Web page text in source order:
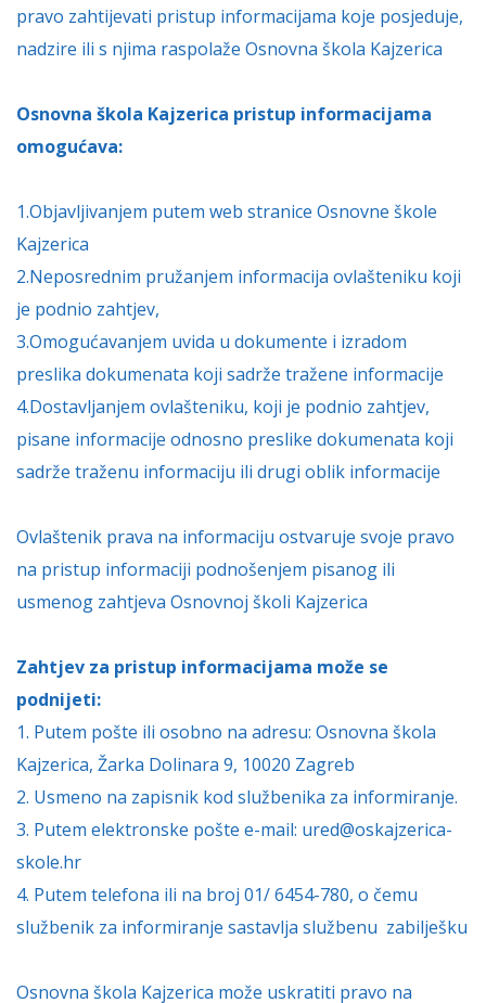
pravo zahtijevati pristup informacijama koje posjeduje,
nadzire ili s njima raspolaže Osnovna škola Kajzerica
Osnovna škola Kajzerica pristup informacijama
omogućava:
1.Objavljivanjem putem web stranice Osnovne škole
Kajzerica
2.Neposrednim pružanjem informacija ovlašteniku koji
je podnio zahtjev,
3.Omogućavanjem uvida u dokumente i izradom
preslika dokumenata koji sadrže tražene informacije
4.Dostavljanjem ovlašteniku, koji je podnio zahtjev,
pisane informacije odnosno preslike dokumenata koji
sadrže traženu informaciju ili drugi oblik informacije
Ovlaštenik prava na informaciju ostvaruje svoje pravo
na pristup informaciji podnošenjem pisanog ili
usmenog zahtjeva Osnovnoj školi Kajzerica
Zahtjev za pristup informacijama može se
podnijeti:
1. Putem pošte ili osobno na adresu: Osnovna škola
Kajzerica, Žarka Dolinara 9, 10020 Zagreb
2. Usmeno na zapisnik kod službenika za informiranje.
3. Putem elektronske pošte e-mail: ured@oskajzerica-
skole.hr
4. Putem telefona ili na broj 01/ 6454-780, o čemu
službenik za informiranje sastavlja službenu zabilješku
Osnovna škola Kajzerica može uskratiti pravo na